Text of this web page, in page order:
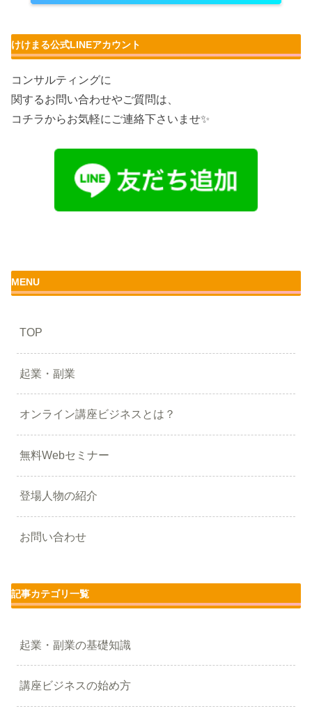
けけまる公式LINEアカウント
コンサルティングに
関するお問い合わせやご質問は、
コチラからお気軽にご連絡下さいませ✨
MENU
TOP
起業・副業
オンライン講座ビジネスとは？
無料Webセミナー
登場人物の紹介
お問い合わせ
記事カテゴリ一覧
起業・副業の基礎知識
講座ビジネスの始め方